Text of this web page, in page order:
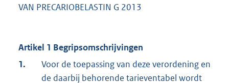
VAN PRECARIOBELASTIN G 2013
Artikel 1 Begripsomschrijvingen
1.
Voor de toepassing van deze verordening en
de daarbij behorende tarieventabel wordt